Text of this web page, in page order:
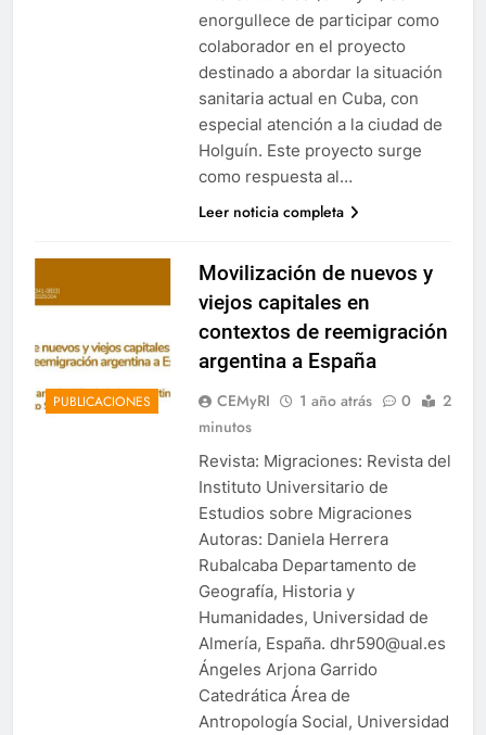
enorgullece de participar como
colaborador en el proyecto
destinado a abordar la situación
sanitaria actual en Cuba, con
especial atención a la ciudad de
Holguín. Este proyecto surge
como respuesta al…
Leer noticia completa
PUBLICACIONES
Movilización de nuevos y
viejos capitales en
contextos de reemigración
argentina a España
CEMyRI 1 año atrás 0
2
minutos
Revista: Migraciones: Revista del
Instituto Universitario de
Estudios sobre Migraciones
Autoras: Daniela Herrera
Rubalcaba Departamento de
Geografía, Historia y
Humanidades, Universidad de
Almería, España. dhr590@ual.es
Ángeles Arjona Garrido
Catedrática Área de
Antropología Social, Universidad